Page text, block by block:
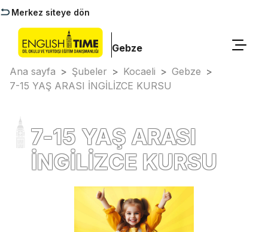
Merkez siteye dön
Gebze
Ana sayfa > Şubeler > Kocaeli > Gebze >
7-15 YAŞ ARASI İNGİLİZCE KURSU
7-15 YAŞ ARASI
İNGİLİZCE KURSU